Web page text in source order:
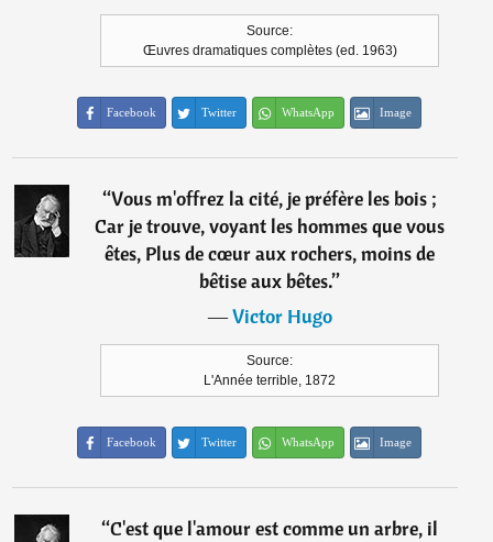
Source:
Œuvres dramatiques complètes (ed. 1963)
Facebook Twitter WhatsApp Image
“Vous m'offrez la cité, je préfère les bois ;
Car je trouve, voyant les hommes que vous
êtes, Plus de cœur aux rochers, moins de
bêtise aux bêtes.”
―Victor Hugo
Source:
L'Année terrible, 1872
Facebook Twitter WhatsApp Image
“C'est que l'amour est comme un arbre, il